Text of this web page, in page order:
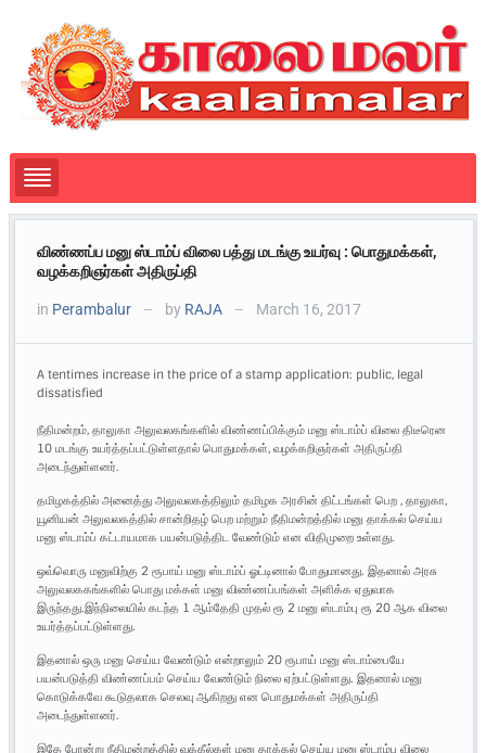
விண்ணப்ப மனு ஸ்டாம்ப் விலை பத்து மடங்கு உயர்வு : பொதுமக்கள்,
வழக்கறிஞர்கள் அதிருப்தி
in Perambalur — by RAJA — March 16, 2017
A tentimes increase in the price of a stamp application: public, legal
dissatisfied
நீதிமன்றம், தாலுகா அலுவலகங்களில் விண்ணப்பிக்கும் மனு ஸ்டாம்ப் விலை திடீரென
10 மடங்கு உயர்த்தப்பட்டுள்ளதால் பொதுமக்கள், வழக்கறிஞர்கள் அதிருப்தி
அடைந்துள்ளனர்.
தமிழகத்தில் அனைத்து அலுவலகத்திலும் தமிழக அரசின் திட்டங்கள் பெற , தாலுகா,
யூனியன் அலுவலகத்தில் சான்றிதழ் பெற மற்றும் நீதிமன்றத்தில் மனு தாக்கல் செய்ய
மனு ஸ்டாம்ப் கட்டாயமாக பயன்படுத்திட வேண்டும் என விதிமுறை உள்ளது.
ஒவ்வொரு மனுவிற்கு 2 ரூபாய் மனு ஸ்டாம்ப் ஓட்டினால் போதுமானது. இதனால் அரசு
அலுவலககங்களில் பொது மக்கள் மனு விண்ணப்பங்கள் அளிக்க ஏதுவாக
இருந்தது.இந்நிலையில் கடந்த 1 ஆம்தேதி முதல் ரூ 2 மனு ஸ்டாம்பு ரூ 20 ஆக விலை
உயர்த்தப்பட்டுள்ளது.
இதனால் ஒரு மனு செய்ய வேண்டும் என்றாலும் 20 ரூபாய் மனு ஸ்டாம்பையே
பயன்படுத்தி விண்ணப்பம் செய்ய வேண்டும் நிலை ஏற்பட்டுள்ளது. இதனால் மனு
கொடுக்கவே கூடுதலாக செலவு ஆகிறது என பொதுமக்கள் அதிருப்தி
அடைந்துள்ளனர்.
இதே போன்று நீதிமன்றத்தில் வக்கீல்கள் மனு தாக்கல் செய்ய மனு ஸ்டாம்பு விலை